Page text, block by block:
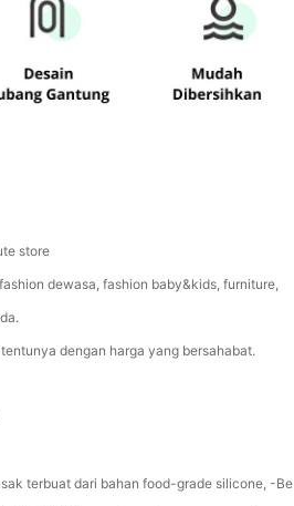
store
dewasa, fashion baby&kids, furniture,
dengan harga yang bersahabat.
terbuat dari bahan food-grade silicone, -